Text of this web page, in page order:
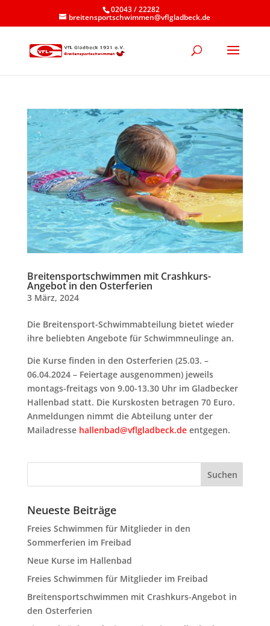
02043 / 22282
breitensportschwimmen@vflgladbeck.de
Breitensportschwimmen mit Crashkurs-
Angebot in den Osterferien
3 März, 2024
Die Breitensport-Schwimmabteilung bietet wieder
ihre beliebten Angebote für Schwimmneulinge an.
Die Kurse finden in den Osterferien (25.03. –
06.04.2024 – Feiertage ausgenommen) jeweils
montags-freitags von 9.00-13.30 Uhr im Gladbecker
Hallenbad statt. Die Kurskosten betragen 70 Euro.
Anmeldungen nimmt die Abteilung unter der
Mailadresse hallenbad@vflgladbeck.deentgegen.
Neueste Beiträge
Freies Schwimmen für Mitglieder in den
Sommerferien im Freibad
Neue Kurse im Hallenbad
Freies Schwimmen für Mitglieder im Freibad
Breitensportschwimmen mit Crashkurs-Angebot in
den Osterferien